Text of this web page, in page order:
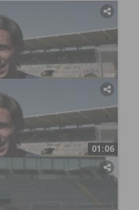
01:06
venceram